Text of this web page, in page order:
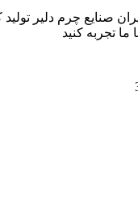
صنایع چرم دلیر
تجربه کنید